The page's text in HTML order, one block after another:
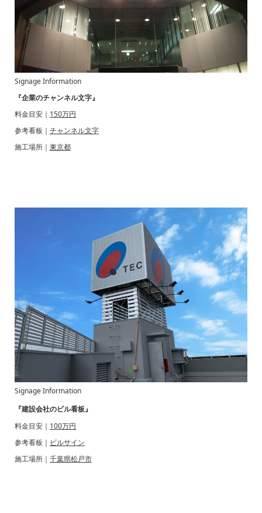
Signage Information
『企業のチャンネル文字』
料金目安｜ 150万円
参考看板｜ チャンネル文字
施工場所｜ 東京都
Signage Information
『建設会社のビル看板』
料金目安｜ 100万円
参考看板｜ ビルサイン
施工場所｜ 千葉県松戸市